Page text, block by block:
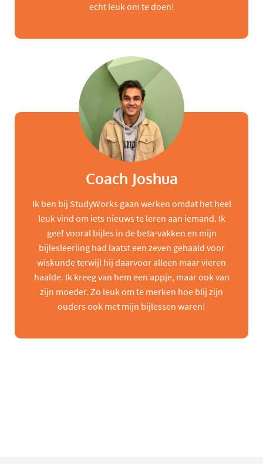
echt leuk om te doen!
Coach Joshua
Ik ben bij StudyWorks gaan werken omdat het heel
leuk vind om iets nieuws te leren aan iemand. Ik
geef vooral bijles in de beta-vakken en mijn
bijlesleerling had laatst een zeven gehaald voor
wiskunde terwijl hij daarvoor alleen maar vieren
haalde. Ik kreeg van hem een appje, maar ook van
zijn moeder. Zo leuk om te merken hoe blij zijn
ouders ook met mijn bijlessen waren!